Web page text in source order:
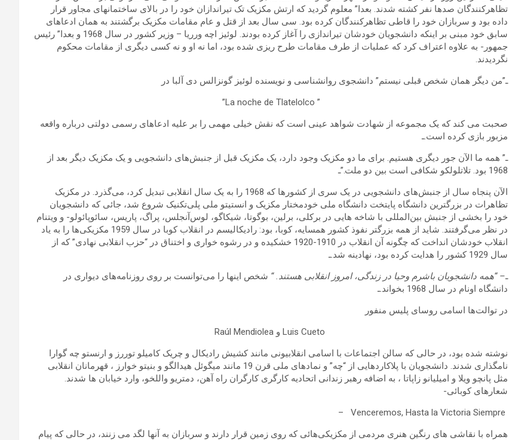
تظاهرکنندگان صدها نفر کشته شدند. بعدا” معلوم گردید که ارتش مکزیک تک تیراندازان خود را در بالای ساختمانهای مجاور قرار
داده بود و سربازان خود را قاطی تظاهرکنندگان کرده بود. سی سال بعد از قتل و عام مقامات مکزیک برگشتند به همان ادعاهای
سابق خود مبنی بر اینکه دانشجویان خودشان تیراندازی را آغاز کرده بودند. لوئیز اچه ورریا – وزیر کشور در سال 1968 و بعدا” رئیس
جمهور- به علاوه اعتراف کرد که عملیات از طرف مقامات طرح ریزی شده بود، اما نه او و نه کسی دیگری از مقامات محکوم
نگردیدند.
ـ”من دیگر همان شخص قبلی نیستم” دانشجوی روانشناسی و نویسنده لوئیز گونزالس دی آلبا در
” La noche de Tlatelolco”
صحبت می کند که یک مجموعه از شهادت شواهد عینی است که نقش خیلی مهمی را بر علیه ادعاهای رسمی دولتی درباره واقعه
مزبور بازی کرده است.ـ
ـ” همه ما الآن جور دیگری هستیم. برای ما دو مکزیک وجود دارد، یک مکزیک قبل از جنبش‌های دانشجویی و یک مکزیک دیگر بعد از
1968 بود. تلاتلولکو شکافی است بین دو ملت.”ـ
الآن پنجاه سال از جنبش‌های دانشجویی در یک سری از کشورها که 1968 را به یک سال انقلابی تبدیل کرد، می‌گذرد. در مکزیک
تظاهرات در بزرگترین دانشگاه پایتخت دانشگاه ملی خودمختار مکزیک و انستیتو ملی پلی‌تکنیک شروع شد، جائی که دانشجویان
خود را بخشی از جنبش بین‌المللی با شاخه هایی در برکلی، برلین، بوگوتا، شیکاگو، لوس‌آنجلس، پراگ، پاریس، سائوپائولو- و ویتنام
در نظر می‌گرفتند. شاید از همه بزرگتر نفوذ کشور همسایه، کوبا، بود: رادیکالیسم در انقلاب کوبا در سال 1959 مکزیکی‌ها را به یاد
انقلاب خودشان انداخت که چگونه آن انقلاب در 1910-1920 خشکیده و در رشوه خواری و اختناق در “حزب انقلابی نهادی” که از
سال 1929 کشور را هدایت کرده بود، نهادینه شد.ـ
ـ– “همه دانشجویان باشرم وحیا در زندگی، امروز انقلابی هستند. “ شخص اینها را می‌توانست بر روی روزنامه‌های دیواری در
دانشگاه اونام در سال 1968 بخواند.ـ
در توالت‌ها اسامی روسای پلیس منفور
نوشته شده بود، در حالی که سالن اجتماعات با اسامی انقلابیونی مانند کشیش رادیکال و چریک کامیلو توررز و ارنستو چه گوارا
نامگذاری شدند. دانشجویان با پلاکاردهایی از “چه” و نمادهای ملی قرن 19 مانند میگوئل هیدالگو و بنیتو خوارز ، قهرمانان انقلابی
مثل پانچو ویلا و امیلیانو زاپاتا ، به اضافه رهبر زندانی اتحادیه کارگری کارگران راه آهن، دمتریو واللخو، وارد خیابان ها شدند.
شعارهای کوبائی-
همراه با نقاشی های رنگین هنری مردمی از مکزیکی‌هائی که روی زمین قرار دارند و سربازان به آنها لگد می زنند، در حالی که پیام